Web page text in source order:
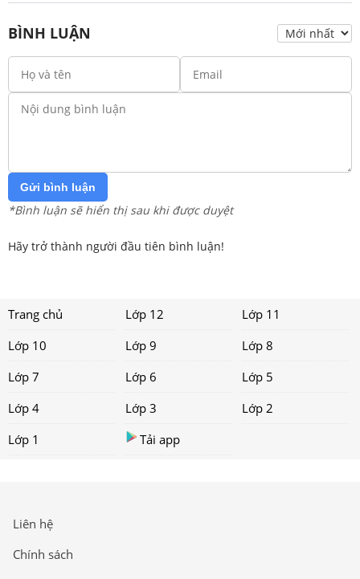
BÌNH LUẬN
Gửi bình luận
*Bình luận sẽ hiển thị sau khi được duyệt
Hãy trở thành người đầu tiên bình luận!
Trang chủ Lớp 12
Lớp 11
Lớp 10
Lớp 9
Lớp 8
Lớp 7
Lớp 6
Lớp 5
Lớp 4
Lớp 3
Lớp 2
Lớp 1
Tải app
Liên hệ
Chính sách